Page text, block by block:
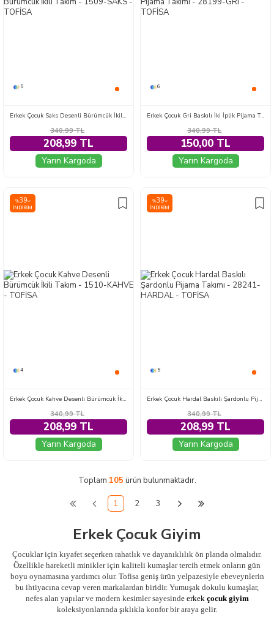
5
Erkek Çocuk Saks Desenli Bürümcük İkili Takım - 1509-SAKS
340,99TL
208,99 TL
Yarın Kargoda
6
Erkek Çocuk Gri Baskılı İki İplik Pijama Takımı - 28199-GRI
340,99TL
150,00 TL
Yarın Kargoda
%39
İNDIRIM
4
Erkek Çocuk Kahve Desenli Bürümcük İkili Takım - 1510-KAHVE
340,99TL
208,99 TL
Yarın Kargoda
%39
İNDIRIM
5
Erkek Çocuk Hardal Baskılı Şardonlu Pijama Takımı - 28241-HARDAL
340,99TL
208,99 TL
Yarın Kargoda
Toplam 105 ürün bulunmaktadır.
1 2 3
Erkek Çocuk Giyim
Çocuklar için kıyafet seçerken rahatlık ve dayanıklılık ön planda olmalıdır.
Özellikle hareketli minikler için kaliteli kumaşlar tercih etmek onların gün
boyu oynamasına yardımcı olur. Tofisa geniş ürün yelpazesiyle ebeveynlerin
bu ihtiyacına cevap veren markalardan biridir. Yumuşak dokulu kumaşlar,
nefes alan yapılar ve modern kesimler sayesinde erkek çocuk giyim
koleksiyonlarında şıklıkla konfor bir araya gelir.